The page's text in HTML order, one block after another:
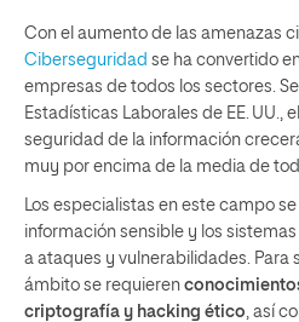
Con el aumento de las amenazas
Ciberseguridad se ha convertido
empresas de todos los sectores.
Estadísticas Laborales de EE. UU.,
seguridad de la información
muy por encima de la media de
Los especialistas en este campo
información sensible y los
a ataques y vulnerabilidades. Para
ámbito se requieren
criptografía y hacking ético ​, así